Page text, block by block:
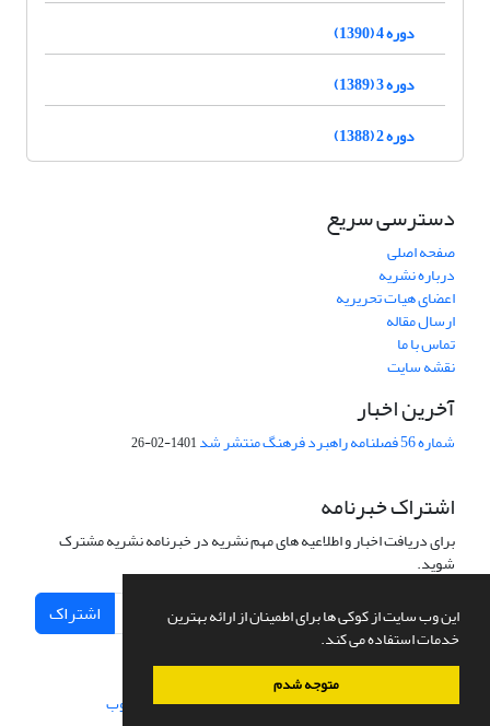
این وب سایت از کوکی ها برای اطمینان از ارائه بهترین
خدمات استفاده می کند.
متوجه شدم
دوره 4 (1390)
دوره 3 (1389)
دوره 2 (1388)
دسترسی سریع
صفحه اصلی
درباره نشریه
اعضای هیات تحریریه
ارسال مقاله
تماس با ما
نقشه سایت
آخرین اخبار
شماره 56 فصلنامه راهبرد فرهنگ منتشر شد 1401-02-26
اشتراک خبرنامه
برای دریافت اخبار و اطلاعیه های مهم نشریه در خبرنامه نشریه مشترک
شوید.
اشتراک
سامانه مدیریت نشریات علمی.طراحی و پیاده سازی از سیناوب